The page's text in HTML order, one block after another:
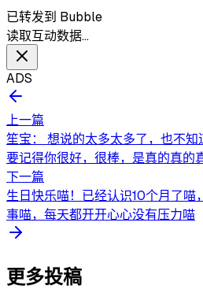
已转发到 Bubble
读取互动数据…
ADS
上一篇
笙宝： 想说的太多太多了，也不
要记得你很好，很棒，是真的真的
下一篇
生日快乐喵！已经认识10个月了喵
事喵，每天都开开心心没有压力喵
更多投稿